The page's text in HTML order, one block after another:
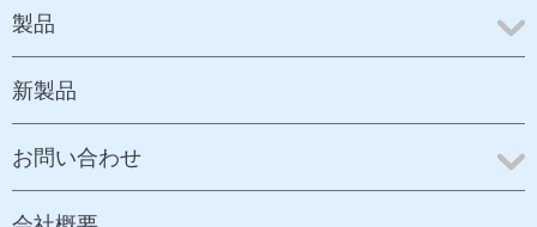
製品
新製品
お問い合わせ